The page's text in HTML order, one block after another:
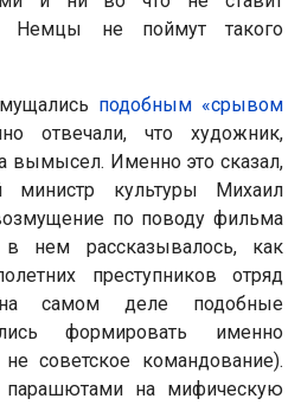
Немцы не поймут такого
подобным «срывом
отвечали, что художник,
вымысел. Именно это сказал,
министр культуры Михаил
по поводу фильма
нем рассказывалось, как
преступников отряд
на самом деле подобные
формировать именно
советское командование).
на мифическую